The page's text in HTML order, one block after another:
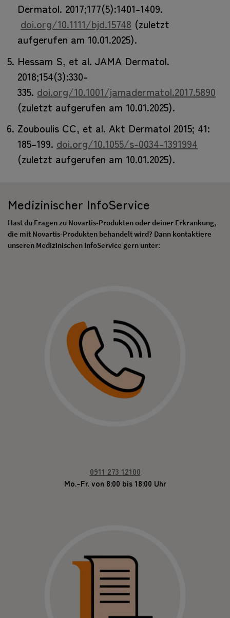
Dermatol. 2017;177(5):1401-1409.
doi.org/10.1111/bjd.15748 (zuletzt
aufgerufen am 10.01.2025).
Hessam S, et al. JAMA Dermatol.
2018;154(3):330-
335. doi.org/10.1001/jamadermatol.2017.5890
(zuletzt aufgerufen am 10.01.2025).
Zouboulis CC, et al. Akt Dermatol 2015; 41:
185–199. doi.org/10.1055/s-0034-1391994
(zuletzt aufgerufen am 10.01.2025).
Medizinischer InfoService
Hast du Fragen zu Novartis-Produkten oder deiner Erkrankung,
die mit Novartis-Produkten behandelt wird? Dann kontaktiere
unseren Medizinischen InfoService gern unter:
0911 273 12100
Mo.–Fr. von 8:00 bis 18:00 Uhr